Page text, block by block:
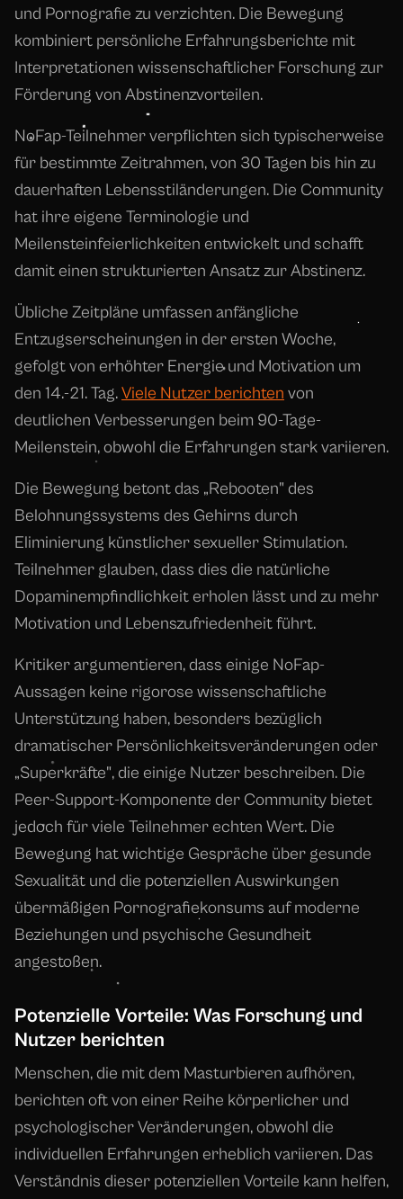
und Pornografie zu verzichten. Die Bewegung
kombiniert persönliche Erfahrungsberichte mit
Interpretationen wissenschaftlicher Forschung zur
Förderung von Abstinenzvorteilen.
NoFap-Teilnehmer verpflichten sich typischerweise
für bestimmte Zeitrahmen, von 30 Tagen bis hin zu
dauerhaften Lebensstiländerungen. Die Community
hat ihre eigene Terminologie und
Meilensteinfeierlichkeiten entwickelt und schafft
damit einen strukturierten Ansatz zur Abstinenz.
Übliche Zeitpläne umfassen anfängliche
Entzugserscheinungen in der ersten Woche,
gefolgt von erhöhter Energie und Motivation um
den 14.-21. Tag.Viele Nutzer berichten von
deutlichen Verbesserungen beim 90-Tage-
Meilenstein, obwohl die Erfahrungen stark variieren.
Die Bewegung betont das „Rebooten" des
Belohnungssystems des Gehirns durch
Eliminierung künstlicher sexueller Stimulation.
Teilnehmer glauben, dass dies die natürliche
Dopaminempfindlichkeit erholen lässt und zu mehr
Motivation und Lebenszufriedenheit führt.
Kritiker argumentieren, dass einige NoFap-
Aussagen keine rigorose wissenschaftliche
Unterstützung haben, besonders bezüglich
dramatischer Persönlichkeitsveränderungen oder
„Superkräfte", die einige Nutzer beschreiben. Die
Peer-Support-Komponente der Community bietet
jedoch für viele Teilnehmer echten Wert. Die
Bewegung hat wichtige Gespräche über gesunde
Sexualität und die potenziellen Auswirkungen
übermäßigen Pornografiekonsums auf moderne
Beziehungen und psychische Gesundheit
angestoßen.
Potenzielle Vorteile: Was Forschung und
Nutzer berichten
Menschen, die mit dem Masturbieren aufhören,
berichten oft von einer Reihe körperlicher und
psychologischer Veränderungen, obwohl die
individuellen Erfahrungen erheblich variieren. Das
Verständnis dieser potenziellen Vorteile kann helfen,